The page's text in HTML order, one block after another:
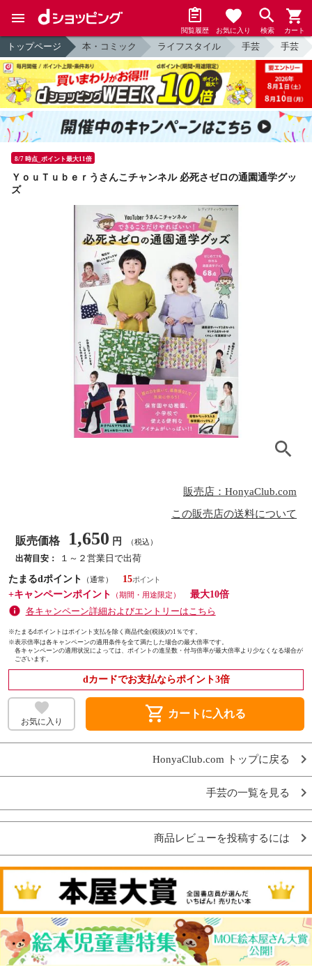
閲覧履歴 お気に入り 検索 カート
トップページ 本・コミック ライフスタイル 手芸 手芸
8/7 時点_ポイント最大11倍
ＹｏｕＴｕｂｅｒうさんこチャンネル 必死さゼロの通園通学グッ
ズ
販売店：HonyaClub.com
この販売店の送料について
販売価格 1,650 円 （税込）
出荷目安：
１～２営業日で出荷
たまるdポイント
（通常）
15
+キャンペーンポイント
（期間・用途限定）
最大10倍
各キャンペーン詳細およびエントリーはこちら
※たまるdポイントはポイント支払を除く商品代金(税抜)の1％です。
※表示倍率は各キャンペーンの適用条件を全て満たした場合の最大倍率です。
各キャンペーンの適用状況によっては、ポイントの進呈数・付与倍率が最大倍率より少なくなる場合が
ございます。
dカードでお支払ならポイント3倍
お気に入り shopping_cart カートに入れる
HonyaClub.com トップに戻る
手芸の一覧を見る
商品レビューを投稿するには